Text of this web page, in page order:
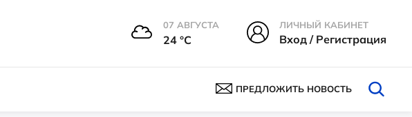
07 АВГУСТА
24 °С
ЛИЧНЫЙ КАБИНЕТ
Вход / Регистрация
ПРЕДЛОЖИТЬ НОВОСТЬ